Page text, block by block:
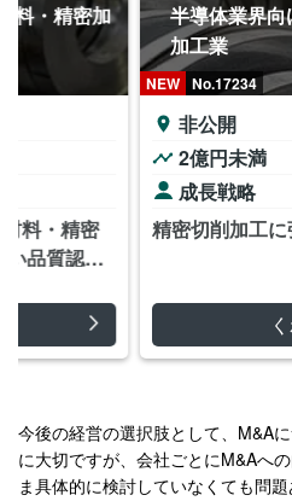
料・精密加
料・精密
い品質認証
NEW No.17234
半導体業界
加工業
非公開
2億円未満
成長戦略
精密切削加工
今後の経営の選択肢として、M&A
に大切ですが、会社ごとにM&Aへ
ま具体的に検討していなくても問